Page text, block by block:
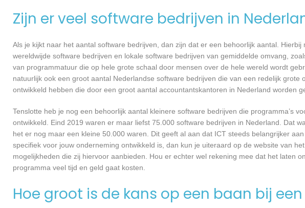
Zijn er veel software bedrijven in
Als je kijkt naar het aantal software bedrijven, dan zijn dat er een behoorlijk aantal.
wereldwijde software bedrijven en lokale software bedrijven van gemiddelde omvang,
van programmatuur die op hele grote schaal door mensen over de hele wereld wordt
natuurlijk ook een groot aantal Nederlandse software bedrijven die van een redelijk
ontwikkeld hebben die door een groot aantal accountantskantoren in Nederland worden
Tenslotte heb je nog een behoorlijk aantal kleinere software bedrijven die programma’s
ontwikkeld. Eind 2019 waren er maar liefst 75.000 software bedrijven in Nederland. Dat
het er nog maar een kleine 50.000 waren. Dit geeft al aan dat ICT steeds belangrijker
specifiek voor jouw onderneming ontwikkeld is, dan kun je uiteraard op de website van
mogelijkheden die zij hiervoor aanbieden. Hou er echter wel rekening mee dat het laten
programma veel tijd en geld gaat kosten.
Hoe groot is de kans op een baan bij